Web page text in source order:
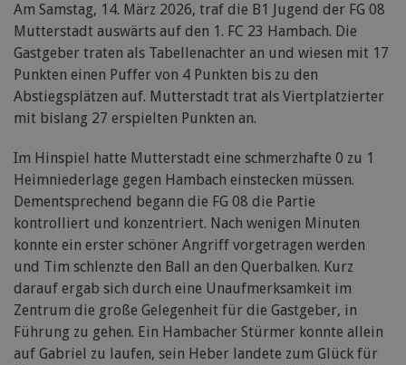
Am Samstag, 14. März 2026, traf die B1 Jugend der FG 08
Mutterstadt auswärts auf den 1. FC 23 Hambach. Die
Gastgeber traten als Tabellenachter an und wiesen mit 17
Punkten einen Puffer von 4 Punkten bis zu den
Abstiegsplätzen auf. Mutterstadt trat als Viertplatzierter
mit bislang 27 erspielten Punkten an.
Im Hinspiel hatte Mutterstadt eine schmerzhafte 0 zu 1
Heimniederlage gegen Hambach einstecken müssen.
Dementsprechend begann die FG 08 die Partie
kontrolliert und konzentriert. Nach wenigen Minuten
konnte ein erster schöner Angriff vorgetragen werden
und Tim schlenzte den Ball an den Querbalken. Kurz
darauf ergab sich durch eine Unaufmerksamkeit im
Zentrum die große Gelegenheit für die Gastgeber, in
Führung zu gehen. Ein Hambacher Stürmer konnte allein
auf Gabriel zu laufen, sein Heber landete zum Glück für